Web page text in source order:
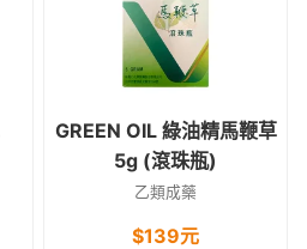
GREEN OIL 綠油精馬鞭草
5g (滾珠瓶)
乙類成藥
$139元